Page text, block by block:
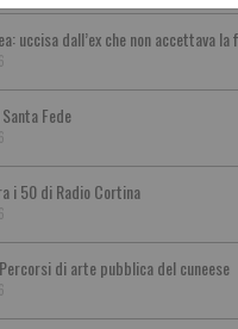
uccisa dall’ex che non accettava
Fede
i 50 di Radio Cortina
di arte pubblica del cuneese